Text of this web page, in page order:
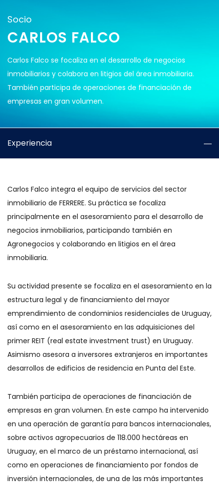
Socio
CARLOS FALCO
Carlos Falco se focaliza en el desarrollo de negocios
inmobiliarios y colabora en litigios del área inmobiliaria.
También participa de operaciones de financiación de
empresas en gran volumen.
Experiencia
Carlos Falco integra el equipo de servicios del sector
inmobiliario de FERRERE. Su práctica se focaliza
principalmente en el asesoramiento para el desarrollo de
negocios inmobiliarios, participando también en
Agronegocios y colaborando en litigios en el área
inmobiliaria.
Su actividad presente se focaliza en el asesoramiento en la
estructura legal y de financiamiento del mayor
emprendimiento de condominios residenciales de Uruguay,
así como en el asesoramiento en las adquisiciones del
primer REIT (real estate investment trust) en Uruguay.
Asimismo asesora a inversores extranjeros en importantes
desarrollos de edificios de residencia en Punta del Este.
También participa de operaciones de financiación de
empresas en gran volumen. En este campo ha intervenido
en una operación de garantía para bancos internacionales,
sobre activos agropecuarios de 118.000 hectáreas en
Uruguay, en el marco de un préstamo internacional, así
como en operaciones de financiamiento por fondos de
inversión internacionales, de una de las más importantes